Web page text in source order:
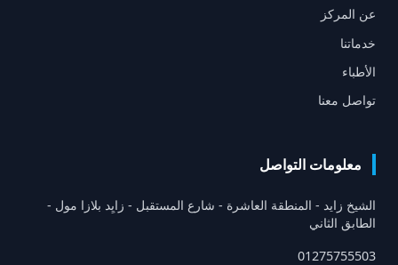
عن المركز
خدماتنا
الأطباء
تواصل معنا
معلومات التواصل
الشيخ زايد - المنطقة العاشرة - شارع المستقبل - زايِد بلازا مول -
الطابق الثاني
01275755503